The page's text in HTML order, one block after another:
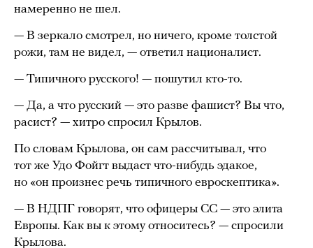
намеренно не шел.
— В зеркало смотрел, но ничего, кроме толстой
рожи, там не видел, — ответил националист.
— Типичного русского! — пошутил кто-то.
— Да, а что русский — это разве фашист? Вы что,
расист? — хитро спросил Крылов.
По словам Крылова, он сам рассчитывал, что
тот же Удо Фойгт выдаст что-нибудь эдакое,
но «он произнес речь типичного евроскептика».
— В НДПГ говорят, что офицеры СС — это элита
Европы. Как вы к этому относитесь? — спросили
Крылова.